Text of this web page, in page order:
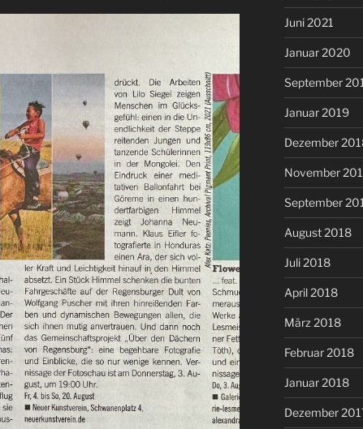
Juni 2021
Januar 2020
September
Januar 2019
Dezember
November
September
August 2018
Juli 2018
April 2018
März 2018
Februar 2018
Januar 2018
Dezember